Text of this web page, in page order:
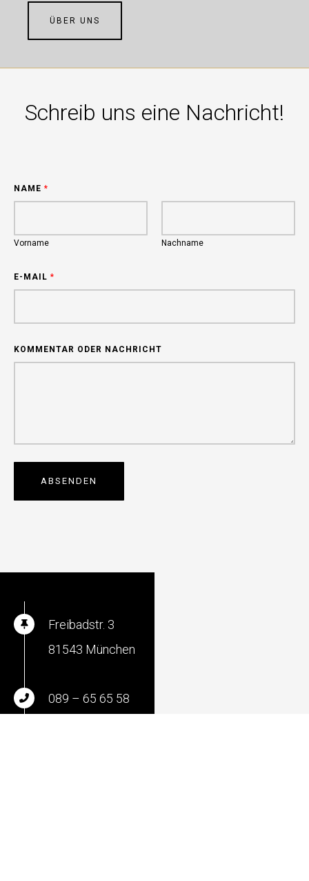
ÜBER UNS
Schreib uns eine Nachricht!
NAME *
Vorname Nachname
E-MAIL *
KOMMENTAR ODER NACHRICHT
ABSENDEN
Freibadstr. 3
81543 München
089 – 65 65 58